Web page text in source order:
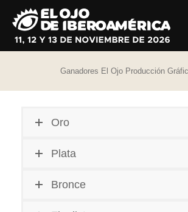
contenido
Ganadores El Ojo Producción
Oro
Plata
Bronce